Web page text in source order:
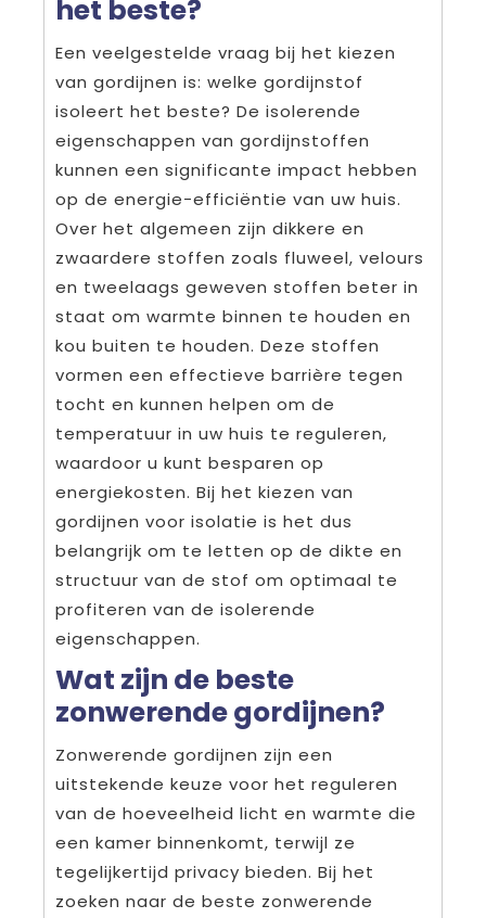
het beste?
Een veelgestelde vraag bij het kiezen
van gordijnen is: welke gordijnstof
isoleert het beste? De isolerende
eigenschappen van gordijnstoffen
kunnen een significante impact hebben
op de energie-efficiëntie van uw huis.
Over het algemeen zijn dikkere en
zwaardere stoffen zoals fluweel, velours
en tweelaags geweven stoffen beter in
staat om warmte binnen te houden en
kou buiten te houden. Deze stoffen
vormen een effectieve barrière tegen
tocht en kunnen helpen om de
temperatuur in uw huis te reguleren,
waardoor u kunt besparen op
energiekosten. Bij het kiezen van
gordijnen voor isolatie is het dus
belangrijk om te letten op de dikte en
structuur van de stof om optimaal te
profiteren van de isolerende
eigenschappen.
Wat zijn de beste
zonwerende gordijnen?
Zonwerende gordijnen zijn een
uitstekende keuze voor het reguleren
van de hoeveelheid licht en warmte die
een kamer binnenkomt, terwijl ze
tegelijkertijd privacy bieden. Bij het
zoeken naar de beste zonwerende